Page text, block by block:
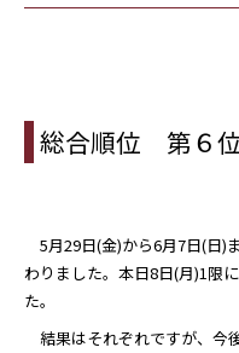
総合順位 第６
5月29日(金)から6月7日(日)
わりました。本日8日(月)1限
た。
結果はそれぞれですが、今